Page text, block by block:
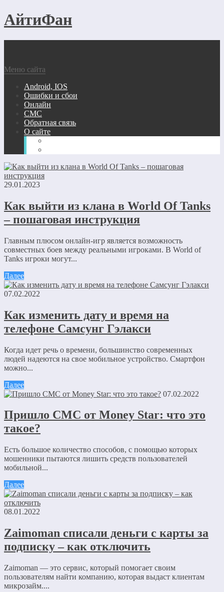
АйтиФан
Меню сайта
Android, IOS
Ошибки и сбои
Онлайн
СМС
Обратная связь
О сайте
29.01.2023
Как выйти из клана в World Of Tanks
– пошаговая инструкция
Главным плюсом онлайн-игр является возможность
совместных боев между реальными игроками. В World of
Tanks игроки могут...
Далее
07.02.2022
Как изменить дату и время на
телефоне Самсунг Гэлакси
Когда идет речь о времени, большинство современных
людей надеются на свое мобильное устройство. Смартфон
можно...
Далее
07.02.2022
Пришло СМС от Money Star: что это
такое?
Есть большое количество способов, с помощью которых
мошенники пытаются лишить средств пользователей
мобильной...
Далее
08.01.2022
Zaimoman списали деньги с карты за
подписку – как отключить
Zaimoman — это сервис, который помогает своим
пользователям найти компанию, которая выдаст клиентам
микрозайм....